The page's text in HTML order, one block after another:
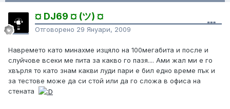
¤ DJ69 ¤ (ツ) ¤
Отговорено 29 Януари, 2009
Навремето като минахме изцяло на 100мегабита и после и
слуйчове всеки ме пита за какво го пазя.... Ами жал ми е го
хвърля то като знам какви луди пари е бил едно време пък и
за тестове може да си стой или да го сложа в офиса на
стената